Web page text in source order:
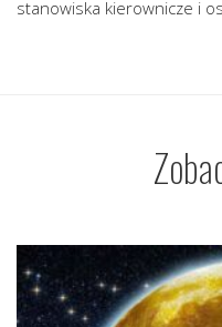
stanowiska kierownicze i